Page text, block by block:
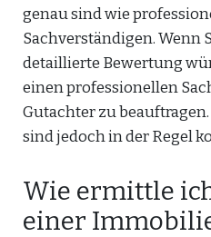
genau sind wie
Sachverständigen. Wenn
detaillierte Bewertung
einen professionellen
Gutachter zu
sind jedoch in der Regel
Wie ermittle
einer